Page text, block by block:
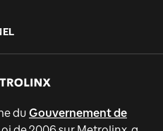
du Gouvernement de